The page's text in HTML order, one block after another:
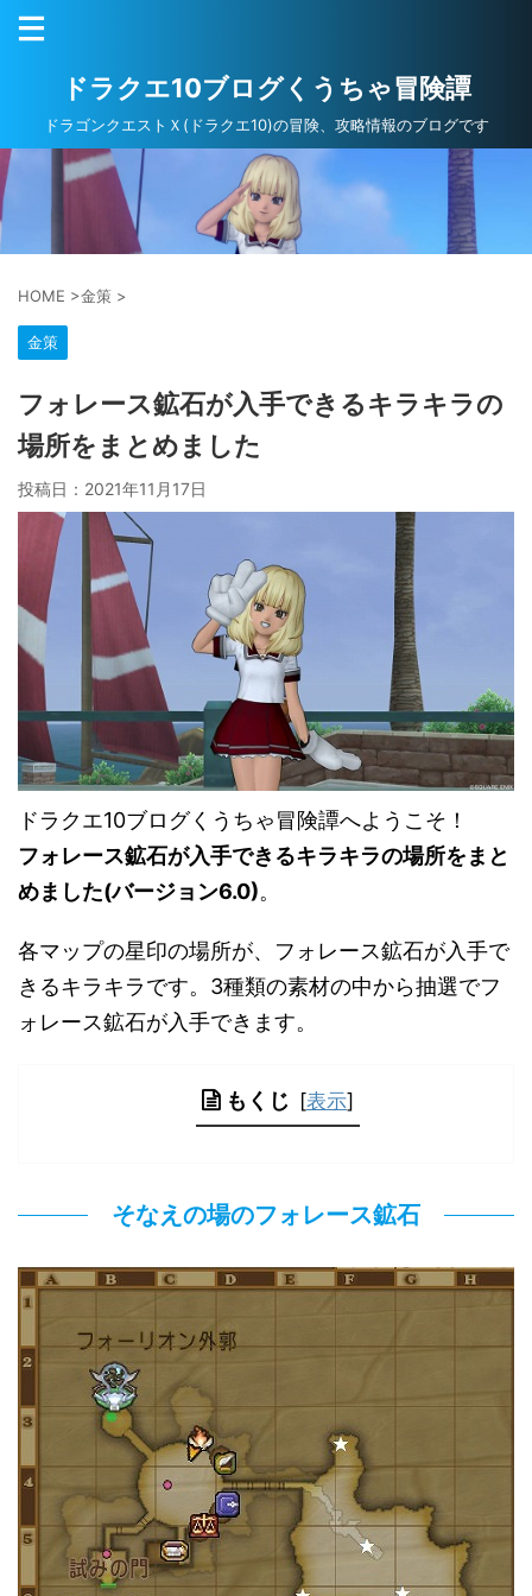
ドラクエ10ブログくうちゃ冒険譚
ドラゴンクエストＸ(ドラクエ10)の冒険、攻略情報のブログです
HOME >金策 >
金策
フォレース鉱石が入手できるキラキラの
場所をまとめました
投稿日： 2021年11月17日
ドラクエ10ブログくうちゃ冒険譚へようこそ！
フォレース鉱石が入手できるキラキラの場所をまと
めました(バージョン6.0)。
各マップの星印の場所が、フォレース鉱石が入手で
きるキラキラです。3種類の素材の中から抽選でフ
ォレース鉱石が入手できます。
もくじ [表示]
そなえの場のフォレース鉱石